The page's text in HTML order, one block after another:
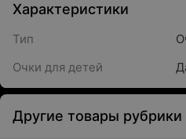
Характеристики
Тип
Очки для детей
Другие товары рубрики